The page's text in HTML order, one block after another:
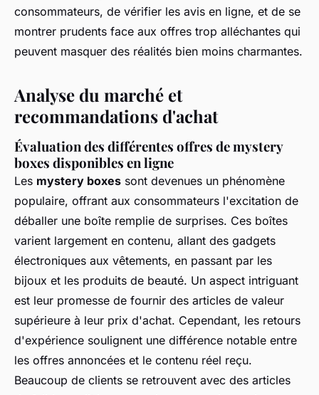
consommateurs, de vérifier les avis en ligne, et de se
montrer prudents face aux offres trop alléchantes qui
peuvent masquer des réalités bien moins charmantes.
Analyse du marché et
recommandations d'achat
Évaluation des différentes offres de mystery
boxes disponibles en ligne
Les mystery boxes sont devenues un phénomène
populaire, offrant aux consommateurs l'excitation de
déballer une boîte remplie de surprises. Ces boîtes
varient largement en contenu, allant des gadgets
électroniques aux vêtements, en passant par les
bijoux et les produits de beauté. Un aspect intriguant
est leur promesse de fournir des articles de valeur
supérieure à leur prix d'achat. Cependant, les retours
d'expérience soulignent une différence notable entre
les offres annoncées et le contenu réel reçu.
Beaucoup de clients se retrouvent avec des articles